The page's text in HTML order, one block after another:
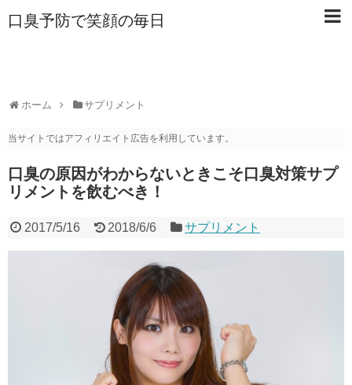
口臭予防で笑顔の毎日
ホーム サプリメント
当サイトではアフィリエイト広告を利用しています。
口臭の原因がわからないときこそ口臭対策サプ
リメントを飲むべき！
2017/5/16 2018/6/6 サプリメント